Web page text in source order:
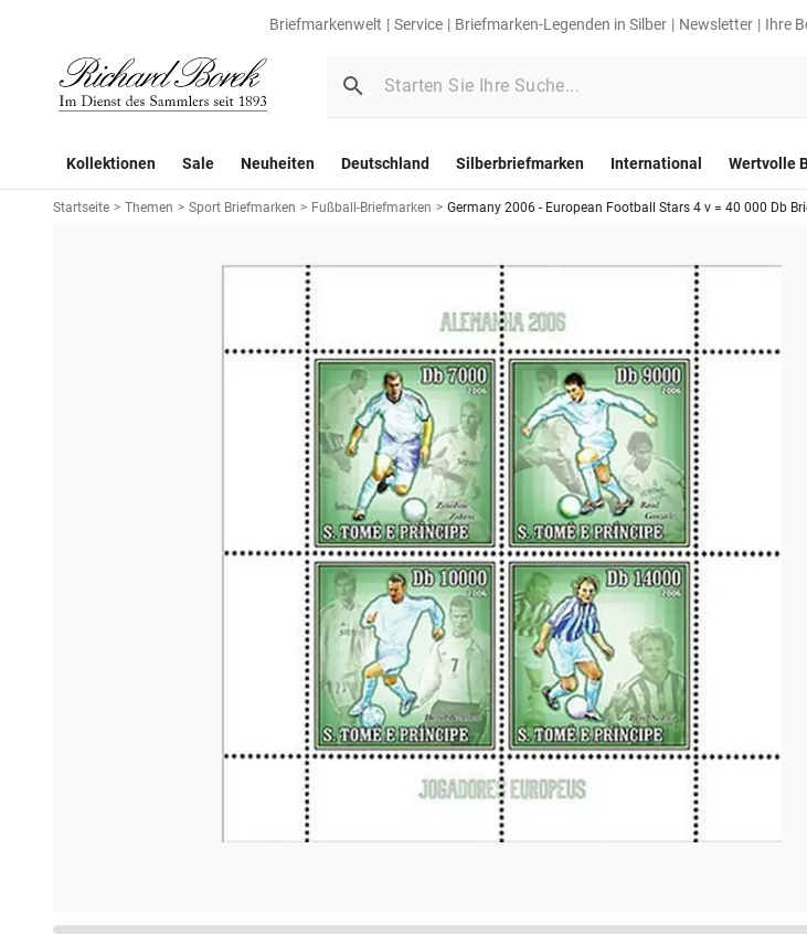
Briefmarkenwelt Service Briefmarken-Legenden in Silber Newsletter Ihre
Kollektionen Sale Neuheiten Deutschland Silberbriefmarken International Wertvolle
Startseite > Themen > Sport Briefmarken > Fußball-Briefmarken > Germany 2006 - European Football Stars 4 v = 40 000 Db